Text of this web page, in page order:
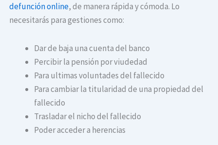
defunción online, de manera rápida y cómoda. Lo
necesitarás para gestiones como:
Dar de baja una cuenta del banco
Percibir la pensión por viudedad
Para ultimas voluntades del fallecido
Para cambiar la titularidad de una propiedad del
fallecido
Trasladar el nicho del fallecido
Poder acceder a herencias